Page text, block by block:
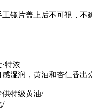
工镜片盖上后不可視，不
特浓
湿润，黄油和杏仁香出
供特级黄油/
/